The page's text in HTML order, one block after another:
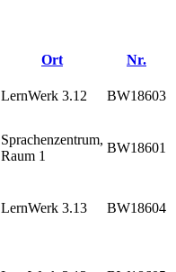
Ort
Nr.
LernWerk 3.12 BW18603
Sprachenzentrum,
Raum 1
BW18601
LernWerk 3.13 BW18604